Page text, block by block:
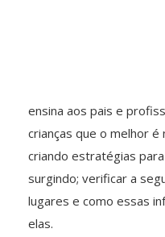
ensina aos pais e
crianças que o melhor
criando estratégias
surgindo; verificar a
lugares e como essas
elas.